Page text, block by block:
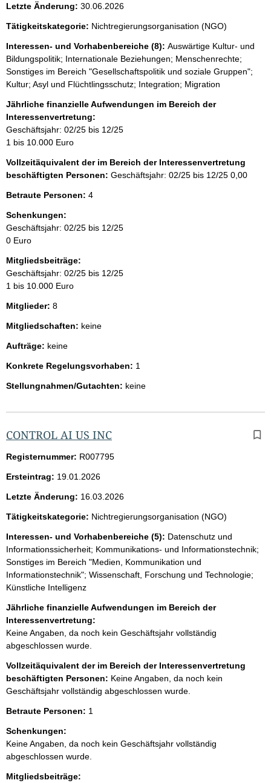
Letzte Änderung: 30.06.2026
Tätigkeitskategorie: Nichtregierungsorganisation (NGO)
Interessen- und Vorhabenbereiche (8): Auswärtige Kultur- und
Bildungspolitik; Internationale Beziehungen; Menschenrechte;
Sonstiges im Bereich "Gesellschaftspolitik und soziale Gruppen";
Kultur; Asyl und Flüchtlingsschutz; Integration; Migration
Jährliche finanzielle Aufwendungen im Bereich der
Interessenvertretung:
Geschäftsjahr: 02/25 bis 12/25
1 bis 10.000 Euro
Vollzeitäquivalent der im Bereich der Interessenvertretung
beschäftigten Personen: Geschäftsjahr: 02/25 bis 12/25 0,00
Betraute Personen: 4
Schenkungen:
Geschäftsjahr: 02/25 bis 12/25
0 Euro
Mitgliedsbeiträge:
Geschäftsjahr: 02/25 bis 12/25
1 bis 10.000 Euro
Mitglieder: 8
Mitgliedschaften: keine
Aufträge: keine
Konkrete Regelungsvorhaben: 1
Stellungnahmen/Gutachten: keine
CONTROL AI US INC
Registernummer: R007795
Ersteintrag: 19.01.2026
Letzte Änderung: 16.03.2026
Tätigkeitskategorie: Nichtregierungsorganisation (NGO)
Interessen- und Vorhabenbereiche (5): Datenschutz und
Informationssicherheit; Kommunikations- und Informationstechnik;
Sonstiges im Bereich "Medien, Kommunikation und
Informationstechnik"; Wissenschaft, Forschung und Technologie;
Künstliche Intelligenz
Jährliche finanzielle Aufwendungen im Bereich der
Interessenvertretung:
Keine Angaben, da noch kein Geschäftsjahr vollständig
abgeschlossen wurde.
Vollzeitäquivalent der im Bereich der Interessenvertretung
beschäftigten Personen: Keine Angaben, da noch kein
Geschäftsjahr vollständig abgeschlossen wurde.
Betraute Personen: 1
Schenkungen:
Keine Angaben, da noch kein Geschäftsjahr vollständig
abgeschlossen wurde.
Mitgliedsbeiträge: